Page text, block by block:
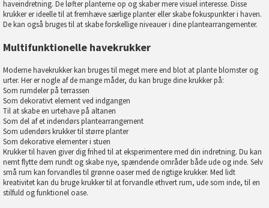
haveindretning. De løfter planterne op og skaber mere visuel interesse. Disse
krukker er ideelle til at fremhæve særlige planter eller skabe fokuspunkter i haven.
De kan også bruges til at skabe forskellige niveauer i dine plantearrangementer.
Multifunktionelle havekrukker
Moderne havekrukker kan bruges til meget mere end blot at plante blomster og
urter. Her er nogle af de mange måder, du kan bruge dine krukker på:
Som rumdeler på terrassen
Som dekorativt element ved indgangen
Til at skabe en urtehave på altanen
Som del af et indendørs plantearrangement
Som udendørs krukker til større planter
Som dekorative elementer i stuen
Krukker til haven giver dig frihed til at eksperimentere med din indretning. Du kan
nemt flytte dem rundt og skabe nye, spændende områder både ude og inde. Selv
små rum kan forvandles til grønne oaser med de rigtige krukker. Med lidt
kreativitet kan du bruge krukker til at forvandle ethvert rum, ude som inde, til en
stilfuld og funktionel oase.